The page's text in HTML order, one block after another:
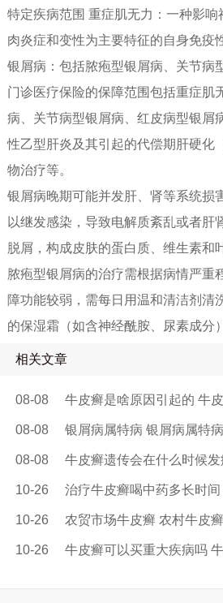
特定疾病范围 重症肌无力：一种影
肉炎症和变性为主要特征的自身免疫
银屑病：包括脓疱型银屑病、关节病
门诊医疗保险的保障范围包括重症肌
病、关节病型银屑病、红皮病型银屑
性乙型肝炎及其引起的代偿期肝硬化
物治疗等。
银屑病晚期可能并发肝、肾等系统损
以继发感染，导致电解质紊乱或者
脱屑，构成皮肤的蛋白质、维生素和
脓疱型银屑病的治疗需根据病情严
障功能较弱，需每日用温和清洁剂清
的保湿霜（如含神经酰胺、尿素成分
相关文章
08-08 牛皮癣是啥原因引起的 牛
08-08 银屑病属特病 银屑病属特
08-08 牛皮癣遗传会在什么时候
10-26 治疗牛皮癣喝中药多长时
10-26 农贸市场牛皮癣 农村牛皮癣
10-26 牛皮癣可以买重大疾病吗